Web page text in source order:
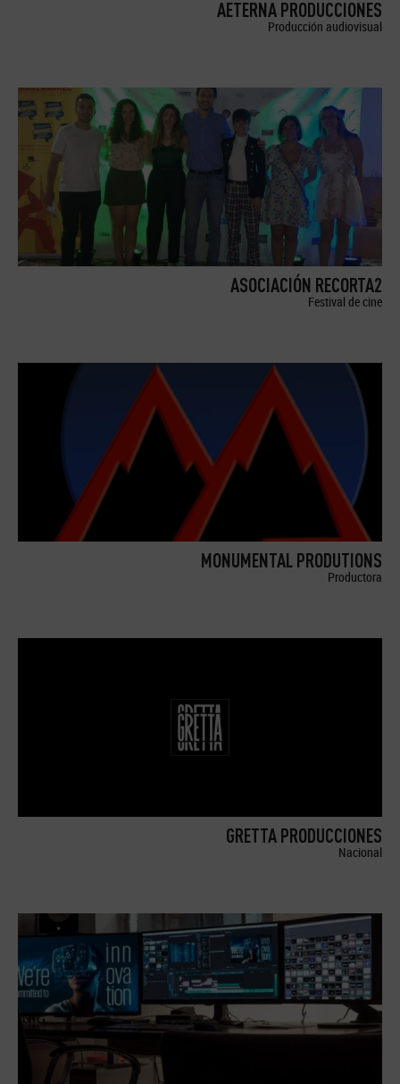
AETERNA PRODUCCIONES
Producción audiovisual
ASOCIACIÓN RECORTA2
Festival de cine
MONUMENTAL PRODUTIONS
Productora
GRETTA PRODUCCIONES
Nacional